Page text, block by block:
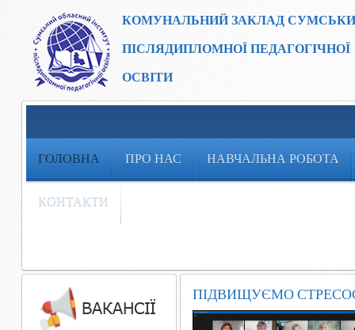
КОМУНАЛЬНИЙ ЗАКЛАД
ПІСЛЯДИПЛОМНОЇ ПЕДАГОГІЧНОЇ
ОСВІТИ
ГОЛОВНА ПРО НАС НАВЧАЛЬНА РОБОТА
КОНТАКТИ
ПІДВИЩУЄМО